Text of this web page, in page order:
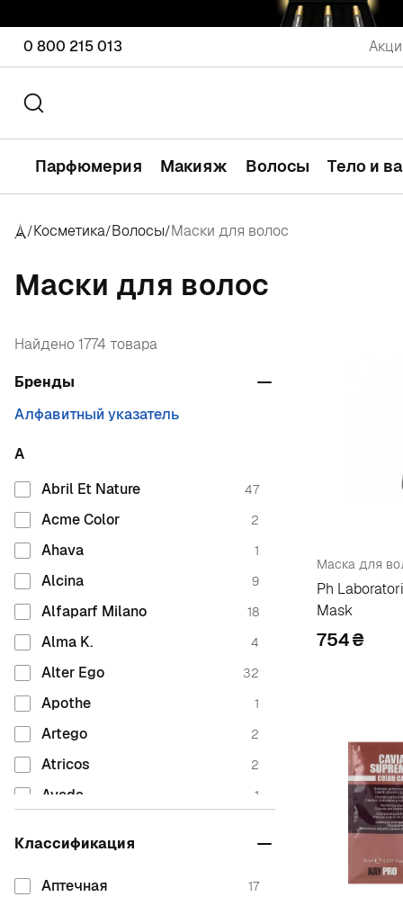
0 800 215 013
Парфюмерия Макияж Волосы Тело и
/Косметика/Волосы/Маски для волос
Маски для волос
Найдено 1774 товара
Бренды
Алфавитный указатель
A
Abril Et Nature
47
Acme Color 2
Ahava 1
Alcina 9
Alfaparf Milano 18
Alma K. 4
Alter Ego 32
Apothe 1
Artego 2
Atricos 2
Aveda 1
Bambooki 2
Классификация
Аптечная 17
Ph
Mask
754₴